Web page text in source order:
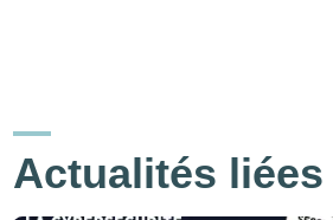
Actualités liées